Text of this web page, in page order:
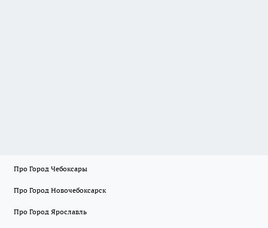
Про Город Чебоксары
Про Город Новочебоксарск
Про Город Ярославль